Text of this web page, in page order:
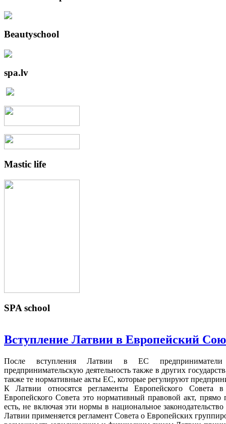
Beautyschool
spa.lv
Mastic life
SPA school
Вступление Латвии в Европейский
После вступления Латвии в ЕС
предпринимательскую деятельность также в других
также те нормативные акты ЕС, которые регулируют
К Латвии относятся регламенты Европейского Совета
Европейского Совета это нормативный правовой акт,
есть, не включая эти нормы в национальное
Латвии применяется регламент Совета о Европейских